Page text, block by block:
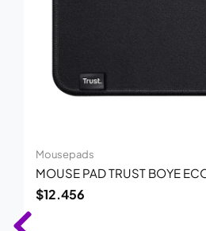
Mousepads
MOUSE PAD TRUST BOYE
$12.456